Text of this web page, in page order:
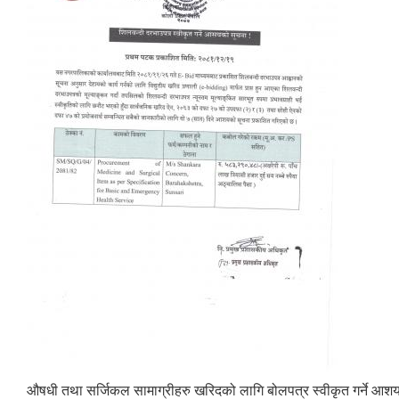
औषधी तथा सर्जिकल सामाग्रीहरु खरिदको लागि बोलपत्र स्वीकृत गर्ने